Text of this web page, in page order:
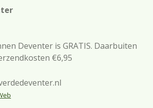
Deventer is GRATIS. Daarbuiten
€6,95